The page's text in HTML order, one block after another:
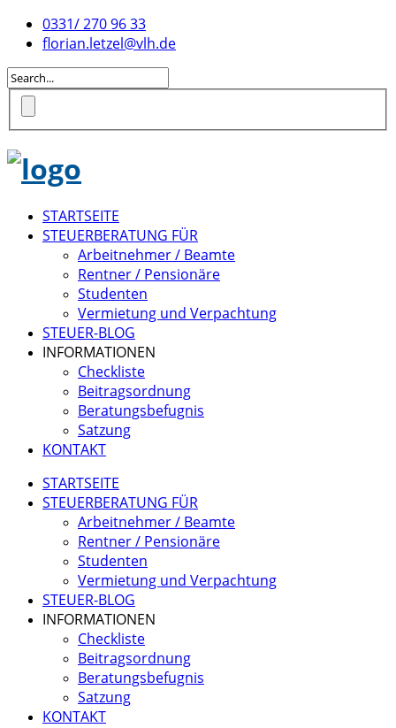
0331/ 270 96 33
florian.letzel@vlh.de
STARTSEITE
STEUERBERATUNG FÜR
Arbeitnehmer / Beamte
Rentner / Pensionäre
Studenten
Vermietung und Verpachtung
STEUER-BLOG
INFORMATIONEN
Checkliste
Beitragsordnung
Beratungsbefugnis
Satzung
KONTAKT
STARTSEITE
STEUERBERATUNG FÜR
Arbeitnehmer / Beamte
Rentner / Pensionäre
Studenten
Vermietung und Verpachtung
STEUER-BLOG
INFORMATIONEN
Checkliste
Beitragsordnung
Beratungsbefugnis
Satzung
KONTAKT